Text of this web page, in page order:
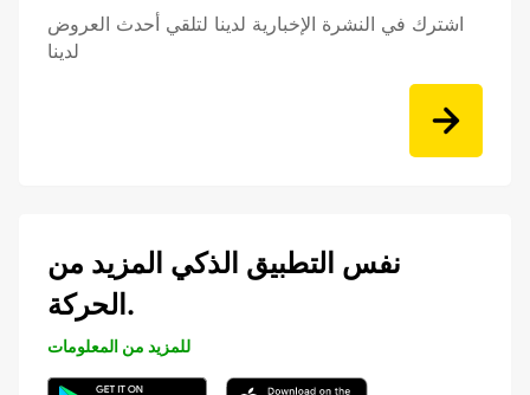
اشترك في النشرة الإخبارية لدينا لتلقي أحدث العروض
لدينا
نفس التطبيق الذكي المزيد من
الحركة.
للمزيد من المعلومات